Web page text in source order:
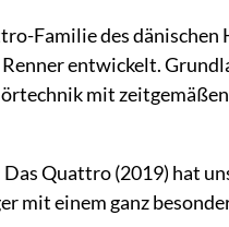
Familie des dänischen
entwickelt.
mit
Quattro (2019) hat
mit einem ganz